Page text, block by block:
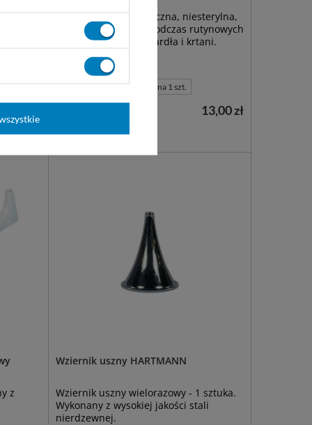
Szpatułka laryngologiczna, niesterylna,
do uciskania języka podczas rutynowych
badań jamy ustnej, gardła i krtani.
sterylna 1 szt.
13,00 zł
z
Wziernik uszny HARTMANN
Wziernik uszny wielorazowy - 1 sztuka.
Wykonany z wysokiej jakości stali
nierdzewnej.